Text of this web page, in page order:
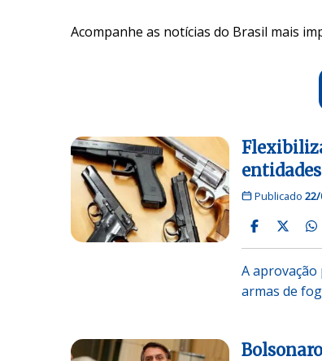
Acompanhe as notícias do Brasil mais
Publicado
A aprovação
armas de